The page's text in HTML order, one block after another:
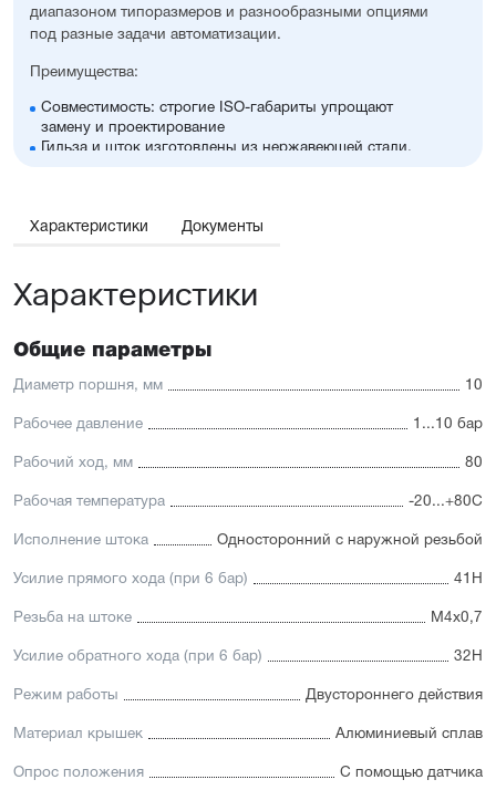
диапазоном типоразмеров и разнообразными опциями
под разные задачи автоматизации.
Преимущества:
Совместимость: строгие ISO-габариты упрощают
замену и проектирование
Гильза и шток изготовлены из нержавеющей стали,
множество других полезных опций
Отличительные черты:
Простой монтаж в ограниченном пространстве
Низкий уровень шума работы
частиц в полость цилиндра
Характеристики Документы
Характеристики
Общие параметры
Диаметр поршня, мм 10
Рабочее давление 1...10 бар
Рабочий ход, мм 80
Рабочая температура -20...+80С
Исполнение штока Односторонний с наружной резьбой
Усилие прямого хода (при 6 бар) 41Н
Резьба на штоке М4x0,7
Усилие обратного хода (при 6 бар) 32Н
Режим работы Двустороннего действия
Материал крышек Алюминиевый сплав
Опрос положения С помощью датчика